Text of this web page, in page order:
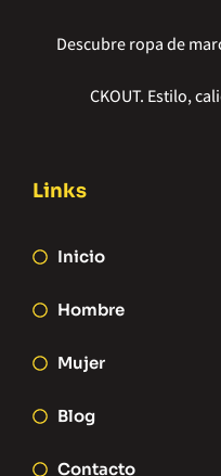
Descubre ropa de
CKOUT. Estilo,
Links
Inicio
Hombre
Mujer
Blog
Contacto